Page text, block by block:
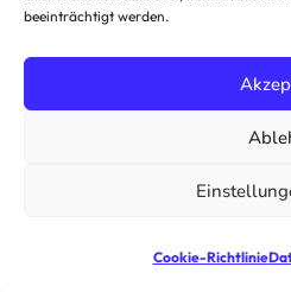
beeinträchtigt werden.
Cookie-Richtlinie